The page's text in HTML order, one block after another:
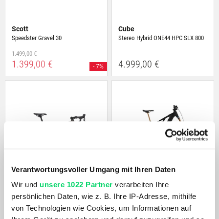
Verantwortungsvoller Umgang mit Ihren Daten
Wir und unsere 1022 Partner verarbeiten Ihre
persönlichen Daten, wie z. B. Ihre IP-Adresse, mithilfe
von Technologien wie Cookies, um Informationen auf
Scott
Speedster Gravel 30
1.499,00 €
1.399,00 € - 7%
Cube
Stereo Hybrid ONE44 HPC SLX 800
4.999,00 €
Trek
Checkpoint ALR 5 Gen 3
1.999,00 €
Cube
AMS Hybrid ONE77 C:62 AT 600X
7.499,00 €